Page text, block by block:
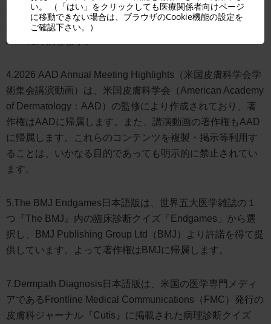
Curriculum」より許諾を得てトピックスを選択し、AADの
監修により日本語版を提供しています。よって著作権は
AADに帰属します。
4.2026 AAD Annual Meeting Highlights（米国皮膚科学会学
術集会講演動画）は、米国皮膚科学会（American Academy
of Dermatology：AAD）の監修により作成されており、著
作権はAADに帰属します。また、講演動画の著作権もAAD
に帰属します。これらのコンテンツを複製・掲示等利用す
ることは、いかなる目的であっても明示的に禁止されてい
ます。
5.The BMJ Endgames日本語版は、世界五大医学雑誌の１
つ『The BMJ』内の臨床診断クイズ「Endgames」から選
択し、BMJ Publishing Group Ltd（BMJ）より許諾を得て提
供しています。よって著作権はBMJに帰属します。
7.Dermpath Diagnosis日本語版は、米国の医学専門メディ
アであるFrontline Medical Communications（FMC）発行の
皮膚科ジャーナル『Cutis』に掲載された病理診断クイズ